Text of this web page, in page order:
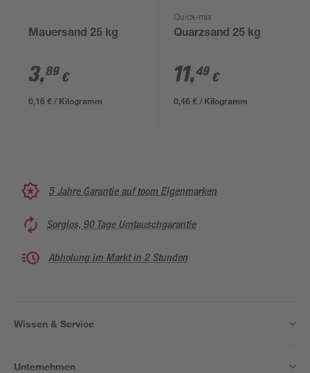
Mauersand 25 kg
3,89 €
0,16 € / Kilogramm
Quick-mix
Quarzsand 25 kg
11,49 €
0,46 € / Kilogramm
5 Jahre Garantie auf toom Eigenmarken
Sorglos, 90 Tage Umtauschgarantie
Abholung im Markt in 2 Stunden
Wissen & Service
Unternehmen